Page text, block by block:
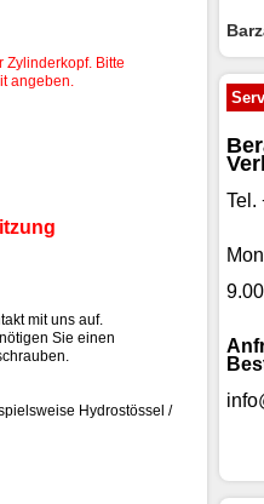
Zylinderkopf. Bitte
angeben.
mit uns auf.
Sie einen
Hydrostössel /
Tel.